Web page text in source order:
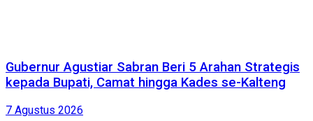
Gubernur Agustiar Sabran Beri 5 Arahan Strategis
kepada Bupati, Camat hingga Kades se-Kalteng
7 Agustus 2026